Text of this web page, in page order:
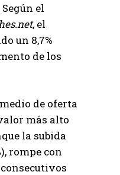
el
, el
un 8,7%
de los
de oferta
más alto
la subida
rompe con